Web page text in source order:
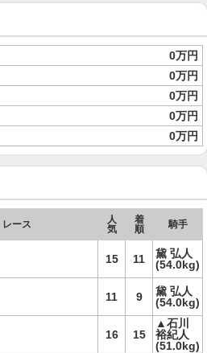
0万円
0万円
0万円
0万円
0万円
レース
人
気
着
順
騎手
15 11
黛 弘人
(54.0kg)
11 9
黛 弘人
(54.0kg)
16 15
▲石川
裕紀人
(51.0kg)